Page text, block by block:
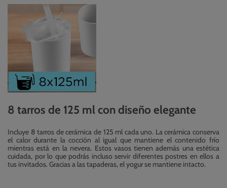
8 tarros de 125 ml con diseño elegante
Incluye 8 tarros de cerámica de 125 ml cada uno. La cerámica conserva
el calor durante la cocción al igual que mantiene el contenido frío
mientras está en la nevera. Estos vasos tienen además una estética
cuidada, por lo que podrás incluso servir diferentes postres en ellos a
tus invitados. Gracias a las tapaderas, el yogur se mantiene intacto.